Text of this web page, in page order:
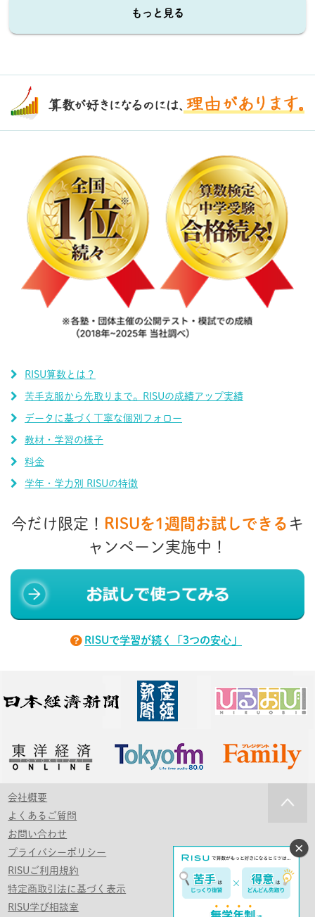
もっと見る
RISU算数とは？
苦手克服から先取りまで。RISUの成績アップ実績
データに基づく丁寧な個別フォロー
教材・学習の様子
料金
学年・学力別 RISUの特徴
今だけ限定！ RISUを1週間お試しできる キ
ャンペーン実施中！
RISUで学習が続く「3つの安心」
会社概要
よくあるご質問
お問い合わせ
プライバシーポリシー
RISUご利用規約
特定商取引法に基づく表示
RISU学び相談室